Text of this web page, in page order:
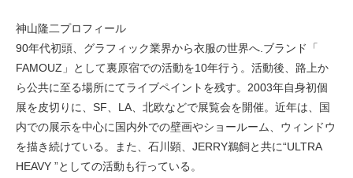
コンテンツ
店舗ブログ
イベント
神山隆二プロフィール
90年代初頭、グラフィック業界から衣服の世界へ.ブランド「
FAMOUZ」として裏原宿での活動を10年行う。活動後、路上か
ら公共に至る場所にてライブペイントを残す。2003年自身初個
展を皮切りに、SF、LA、北欧などで展覧会を開催。近年は、国
内での展示を中心に国内外での壁画やショールーム、ウィンドウ
を描き続けている。また、石川顕、JERRY鵜飼と共に“ULTRA
HEAVY ”としての活動も行っている。